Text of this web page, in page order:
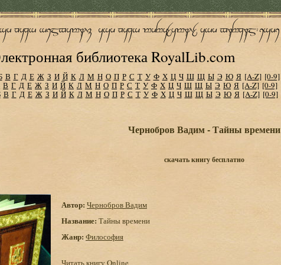
библиотека RoyalLib.com
В Г Д Е Ж З И Й К Л М Н О П Р С Т У Ф Х Ц Ч Ш Щ Ы Э Ю Я [A-Z] [0-9]
В Г Д Е Ж З И Й К Л М Н О П Р С Т У Ф Х Ц Ч Ш Щ Ы Э Ю Я [A-Z] [0-9]
В Г Д Е Ж З И Й К Л М Н О П Р С Т У Ф Х Ц Ч Ш Щ Ы Э Ю Я [A-Z] [0-9]
Чернобров Вадим - Тайны времени
скачать книгу бесплатно
Автор: Чернобров Вадим
Название: Тайны времени
Жанр: Философия
Читать книгу Online